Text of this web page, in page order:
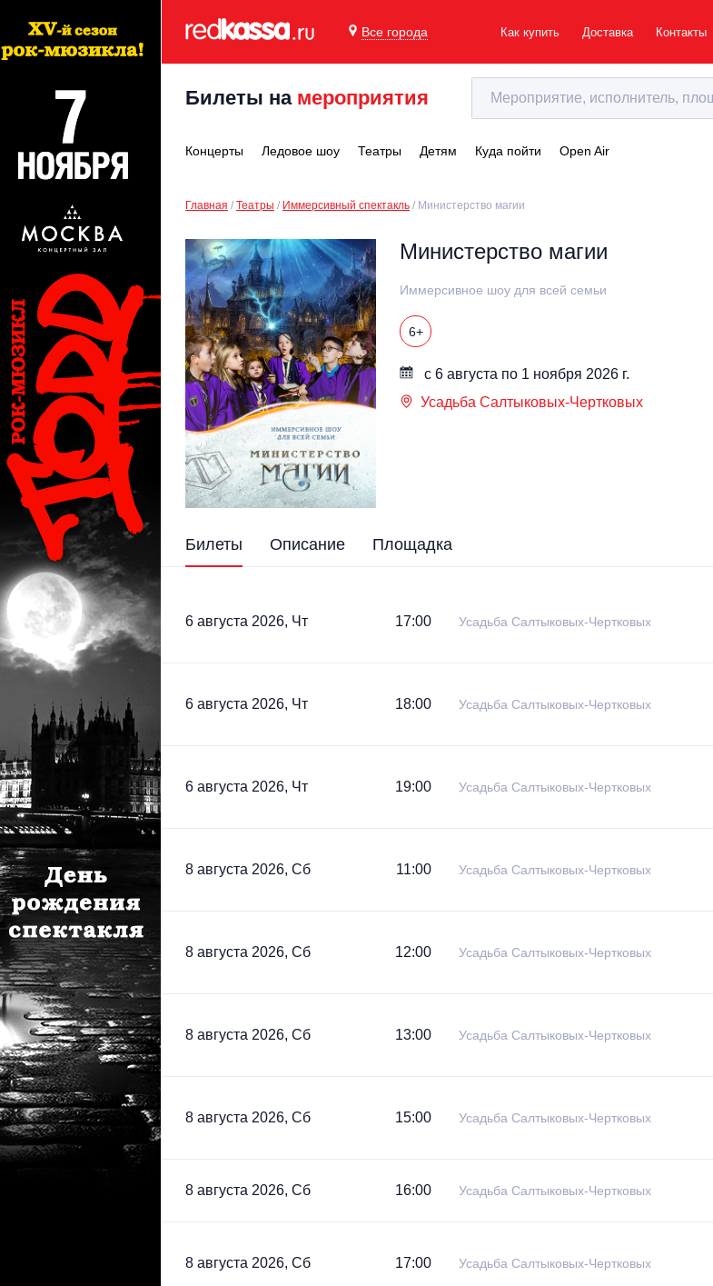
Все города Как купить Доставка Контакты
Билеты на мероприятия
Концерты Ледовое шоу Театры Детям Куда пойти Open Air
Главная Театры Иммерсивный спектакль Министерство магии
Министерство магии
Иммерсивное шоу для всей семьи
6+
с 6 августа по 1 ноября 2026 г.
Усадьба Салтыковых-Чертковых
Билеты Описание Площадка
6 августа 2026, Чт 17:00 Усадьба Салтыковых-Чертковых
6 августа 2026, Чт 18:00 Усадьба Салтыковых-Чертковых
6 августа 2026, Чт 19:00 Усадьба Салтыковых-Чертковых
8 августа 2026, Сб 11:00 Усадьба Салтыковых-Чертковых
8 августа 2026, Сб 12:00 Усадьба Салтыковых-Чертковых
8 августа 2026, Сб 13:00 Усадьба Салтыковых-Чертковых
8 августа 2026, Сб 15:00 Усадьба Салтыковых-Чертковых
8 августа 2026, Сб 16:00 Усадьба Салтыковых-Чертковых
8 августа 2026, Сб 17:00 Усадьба Салтыковых-Чертковых